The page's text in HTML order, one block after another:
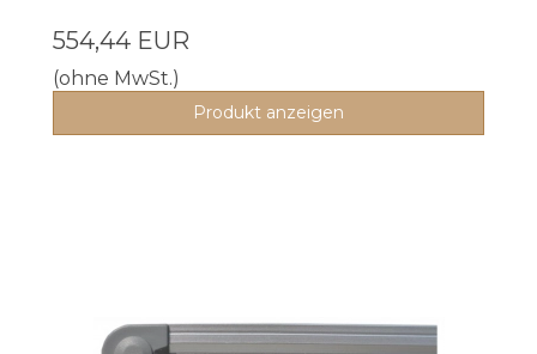
554,44 EUR
(ohne MwSt.)
Produkt anzeigen